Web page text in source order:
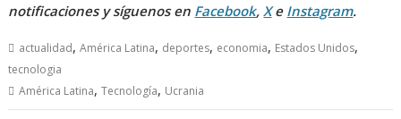
notificaciones y síguenos en Facebook,Xe Instagram.
actualidad,América Latina, deportes, economia, Estados Unidos,
tecnologia
América Latina,Tecnología, Ucrania